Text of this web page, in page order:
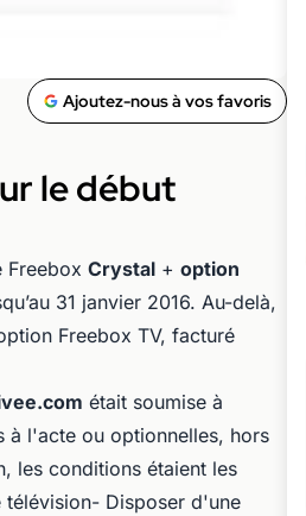
Ajoutez-nous à vos favoris
le début
Freebox Crystal + option
31 janvier 2016. Au-delà,
Freebox TV, facturé
était soumise à
à l'acte ou optionnelles, hors
les conditions étaient les
télévision- Disposer d'une